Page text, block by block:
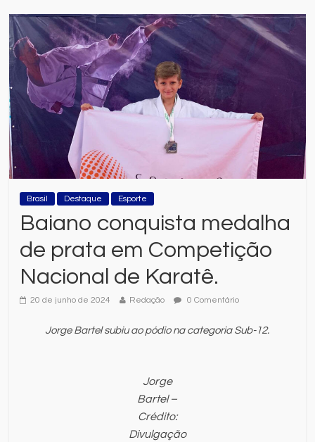
Brasil Destaque Esporte
Baiano conquista medalha
de prata em Competição
Nacional de Karatê.
20 de junho de 2024 Redação 0 Comentário
Jorge Bartel subiu ao pódio na categoria Sub-12.
Jorge
Bartel –
Crédito:
Divulgação